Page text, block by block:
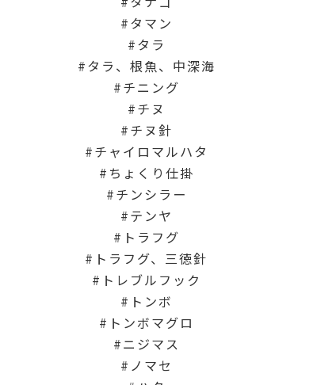
タマン
タラ
タラ、根魚、中深海
チニング
チヌ
チヌ針
チャイロマルハタ
ちょくり仕掛
チンシラー
テンヤ
トラフグ
トラフグ、三徳針
トレブルフック
トンボ
トンボマグロ
ニジマス
ノマセ